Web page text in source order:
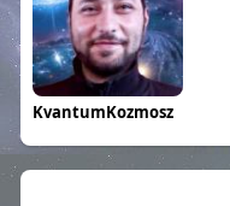
KvantumKozmosz